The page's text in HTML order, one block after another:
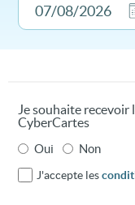
Je souhaite recevoir
CyberCartes
Oui Non
J'accepte les